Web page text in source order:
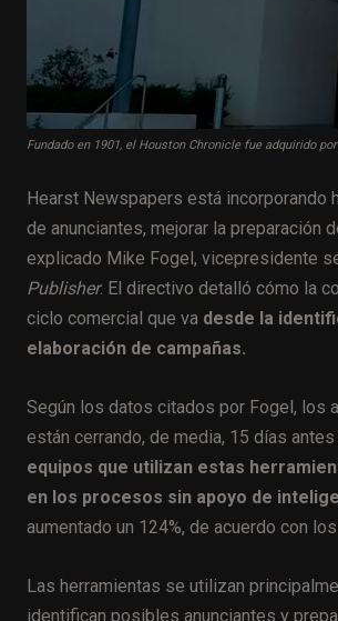
Fundado en 1901, el Houston Chronicle fue adquirido
Hearst Newspapers está incorporando
de anunciantes, mejorar la
explicado Mike Fogel, vicepresidente
Publisher. El directivo detalló cómo la
ciclo comercial que va desde la
elaboración de campañas.
Según los datos citados por Fogel, los
están cerrando, de media, 15 días
equipos que utilizan estas
en los procesos sin apoyo de
aumentado un 124%, de acuerdo con
Las herramientas se utilizan
identifican posibles anunciantes y